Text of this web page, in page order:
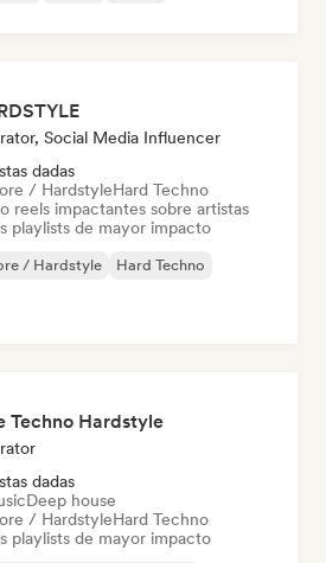
Social Media Influencer
dadas
/ HardstyleHard Techno
reels impactantes sobre artistas
playlists de mayor impacto
/ Hardstyle Hard Techno
Techno Hardstyle
dadas
Deep house
/ HardstyleHard Techno
playlists de mayor impacto